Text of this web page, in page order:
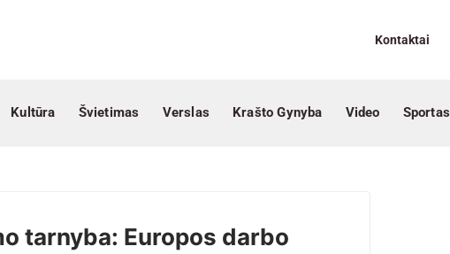
Kontaktai
Kultūra Švietimas Verslas Krašto Gynyba Video Sportas
tarnyba: Europos darbo